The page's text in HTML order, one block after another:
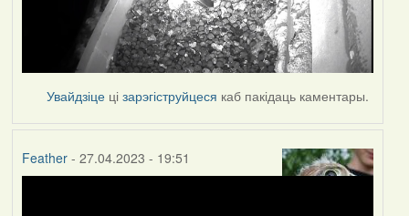
Увайдзіце цізарэгіструйцеся каб пакідаць каментары.
Feather- 27.04.2023 - 19:51